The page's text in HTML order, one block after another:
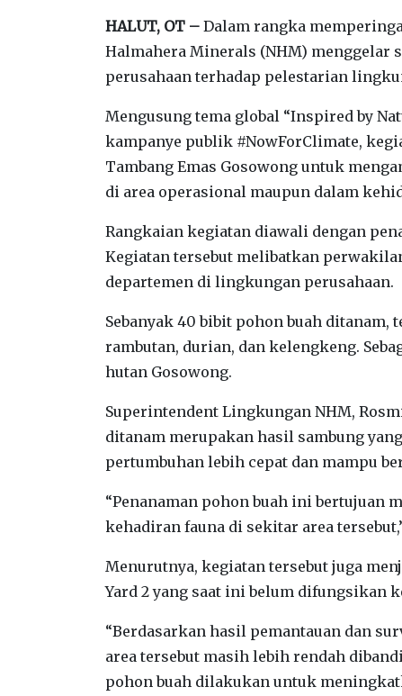
‎HALUT, OT – Dalam rangka
Halmahera Minerals (NHM) menggelar
perusahaan terhadap pelestarian
‎Mengusung tema global “Inspired by
kampanye publik #NowForClimate,
Tambang Emas Gosowong untuk
di area operasional maupun dalam
‎Rangkaian kegiatan diawali dengan
Kegiatan tersebut melibatkan
departemen di lingkungan perusahaan.
‎Sebanyak 40 bibit pohon buah ditanam,
rambutan, durian, dan kelengkeng.
hutan Gosowong.
‎Superintendent Lingkungan NHM,
ditanam merupakan hasil sambung
pertumbuhan lebih cepat dan mampu
‎“Penanaman pohon buah ini bertujuan
kehadiran fauna di sekitar area
‎Menurutnya, kegiatan tersebut juga
Yard 2 yang saat ini belum difungsikan
‎“Berdasarkan hasil pemantauan dan
area tersebut masih lebih rendah
pohon buah dilakukan untuk